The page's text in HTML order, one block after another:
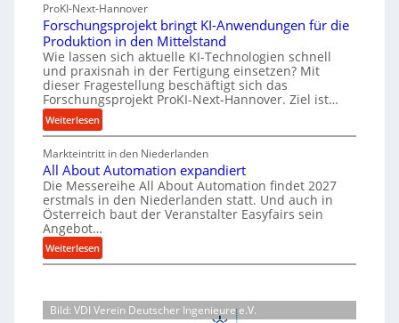
r
s
a
t
z
i
l
e
n
a
l
t
i
g
W
e
r
k
z
g
a
u
h
r
u
n
g
e
n
e
ö
h
e
n
d
i
P
e
t
e
r
i
a
l
v
e
o
r
g
u
n
g
n
t
ProKI-Next-Hannover
Forschungsprojekt bringt KI-Anwendungen für die
Produktion in den Mittelstand
Wie lassen sich aktuelle KI-Technologien schnell
und praxisnah in der Fertigung einsetzen? Mit
dieser Fragestellung beschäftigt sich das
Forschungsprojekt ProKI-Next-Hannover. Ziel ist…
Weiterlesen:
F
o
r
s
c
h
u
n
p
Markteintritt in den Niederlanden
All About Automation expandiert
Die Messereihe All About Automation findet 2027
erstmals in den Niederlanden statt. Und auch in
Österreich baut der Veranstalter Easyfairs sein
Angebot…
Weiterlesen:
A
l
A
Bild: VDI Verein Deutscher Ingenieure e.V.